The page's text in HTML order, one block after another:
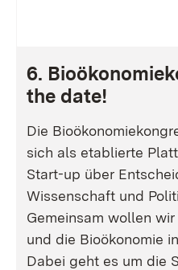
6.
the date!
Die
sich als etablierte
Start-up über
Wissenschaft und
Gemeinsam wollen
und die Bioökonomie
Dabei geht es um die